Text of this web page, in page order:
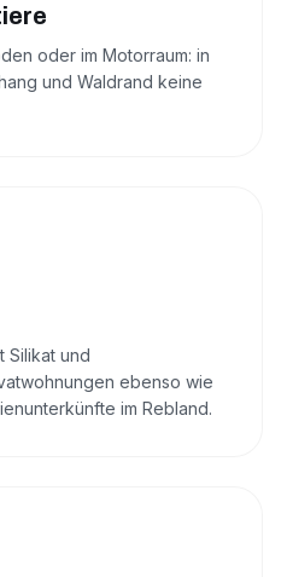
oder im Motorraum: in
und Waldrand keine
Silikat und
ebenso wie
im Rebland.